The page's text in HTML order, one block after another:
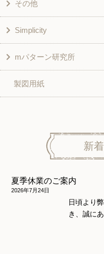
和風衣類
入園入学グッズ
その他
チュニック
ワンピース
ベスト・ジャケット・コ
スカート
ニット地専用
和風衣類
その他
学校家庭科教材用
その他
Simplicity
こども＆ベビー
ボトムス
ワンピース＆スーツ
ウェディング・コスチュ
mパターン研究所
子供服
ワンピース
スカート・パンツ
製図用紙
新
夏季休業のご案内
2026年7月24日
日頃より
き、誠に